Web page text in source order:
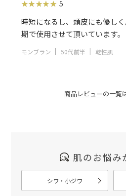
5
時短になるし、頭皮にも優し
期で使用させて頂いています。
モンブラン 50代前半 乾性肌
商品レビューの一覧
肌のお悩み
シワ・小ジワ